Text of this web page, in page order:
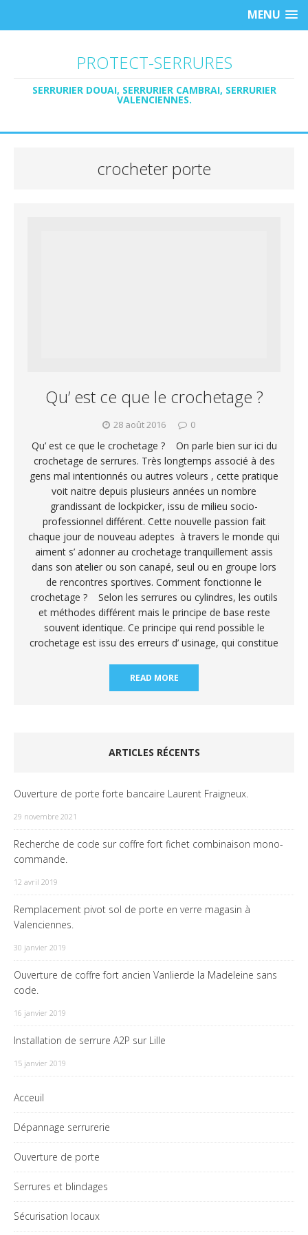
MENU
PROTECT-SERRURES
SERRURIER DOUAI, SERRURIER CAMBRAI, SERRURIER
VALENCIENNES.
crocheter porte
Qu’ est ce que le crochetage ?
28 août 2016 0
Qu’ est ce que le crochetage ? On parle bien sur ici du
crochetage de serrures. Très longtemps associé à des
gens mal intentionnés ou autres voleurs , cette pratique
voit naitre depuis plusieurs années un nombre
grandissant de lockpicker, issu de milieu socio-
professionnel différent. Cette nouvelle passion fait
chaque jour de nouveau adeptes à travers le monde qui
aiment s’ adonner au crochetage tranquillement assis
dans son atelier ou son canapé, seul ou en groupe lors
de rencontres sportives. Comment fonctionne le
crochetage ? Selon les serrures ou cylindres, les outils
et méthodes différent mais le principe de base reste
souvent identique. Ce principe qui rend possible le
crochetage est issu des erreurs d’ usinage, qui constitue
READ MORE
ARTICLES RÉCENTS
Ouverture de porte forte bancaire Laurent Fraigneux.
29 novembre 2021
Recherche de code sur coffre fort fichet combinaison mono-
commande.
12 avril 2019
Remplacement pivot sol de porte en verre magasin à
Valenciennes.
30 janvier 2019
Ouverture de coffre fort ancien Vanlierde la Madeleine sans
code.
16 janvier 2019
Installation de serrure A2P sur Lille
15 janvier 2019
Acceuil
Dépannage serrurerie
Ouverture de porte
Serrures et blindages
Sécurisation locaux